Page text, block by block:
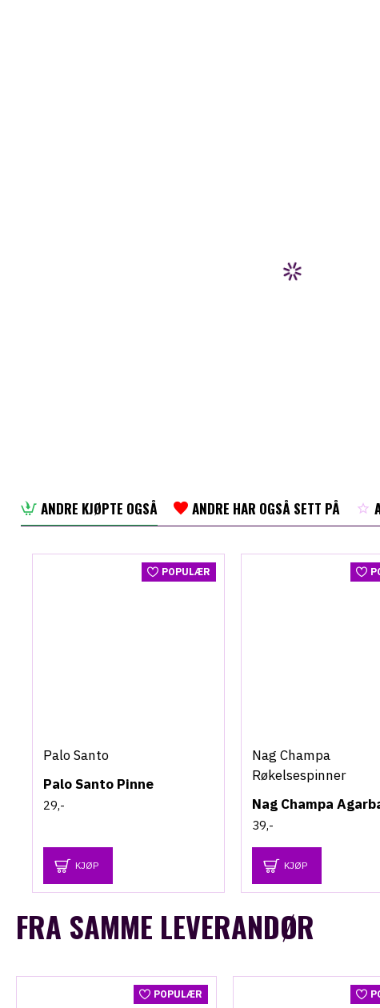
ANDRE KJØPTE OGSÅ ANDRE HAR OGSÅ SETT PÅ
POPULÆR
Palo Santo
Palo Santo Pinne
29,-
KJØP
Nag Champa
Røkelsespinner
39,-
KJØP
FRA SAMME LEVERANDØR
POPULÆR